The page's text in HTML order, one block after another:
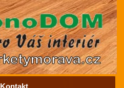
Kontakt